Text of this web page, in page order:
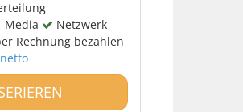
Media
Netzwerk
Rechnung bezahlen